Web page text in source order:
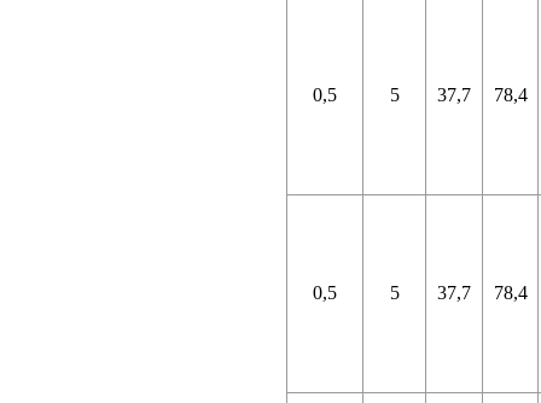
0,5 5 37,7 78,4
0,5 5 37,7 78,4